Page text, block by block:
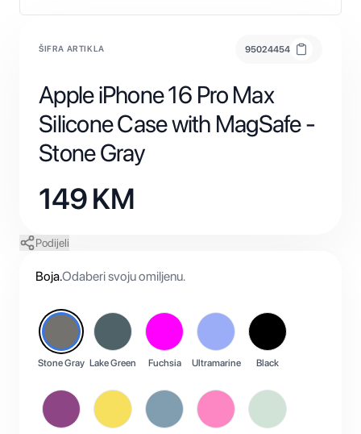
ŠIFRA ARTIKLA 95024454
Apple iPhone 16 Pro Max
Silicone Case with MagSafe -
Stone Gray
149KM
Podijeli
Boja.Odaberi svoju omiljenu.
Stone Gray Lake Green Fuchsia Ultramarine Black